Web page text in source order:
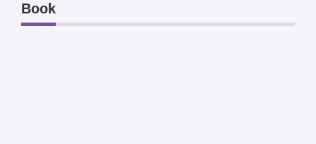
Book